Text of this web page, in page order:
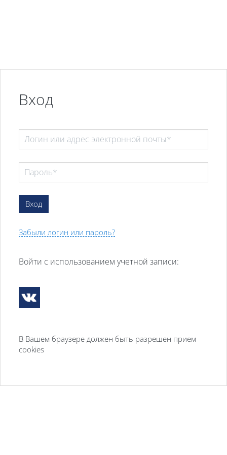
Вход
Забыли логин или пароль?
Войти с использованием учетной записи:
В Вашем браузере должен быть разрешен прием
cookies